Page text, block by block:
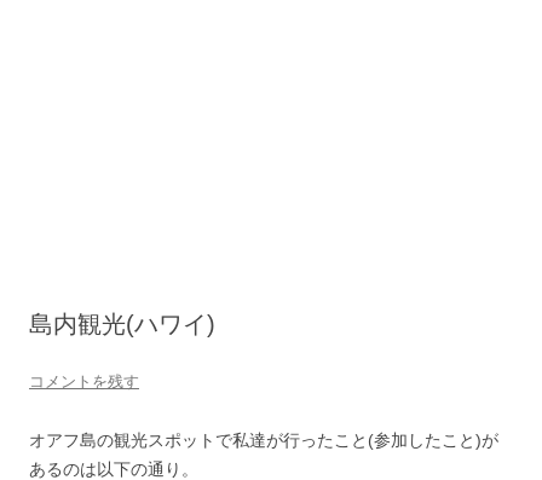
島内観光(ハワイ)
コメントを残す
オアフ島の観光スポットで私達が行ったこと(参加したこと)が
あるのは以下の通り。